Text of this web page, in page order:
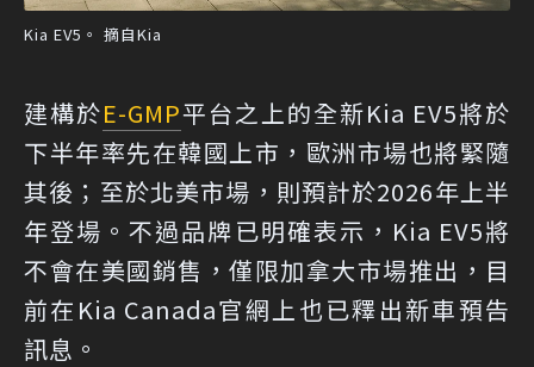
Kia EV5。 摘自Kia
建構於E-GMP平台之上的全新Kia EV5將於
下半年率先在韓國上市，歐洲市場也將緊隨
其後；至於北美市場，則預計於2026年上半
年登場。不過品牌已明確表示，Kia EV5將
不會在美國銷售，僅限加拿大市場推出，目
前在Kia Canada官網上也已釋出新車預告
訊息。